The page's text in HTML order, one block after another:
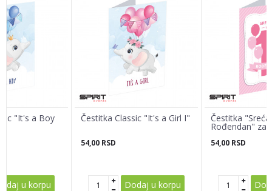
Email adresa
POŠALJI
"It's a Boy
u korpu
Čestitka Classic "It's a Girl I"
54,00 RSD
Dodaj u korpu
Čestitka
Rođendan" za
54,00 RSD